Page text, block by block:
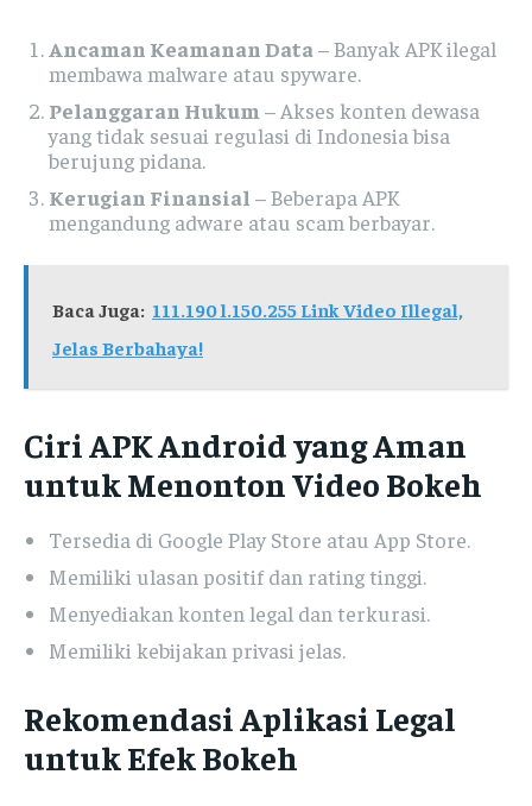
Ancaman Keamanan Data – Banyak APK ilegal
membawa malware atau spyware.
Pelanggaran Hukum – Akses konten dewasa
yang tidak sesuai regulasi di Indonesia bisa
berujung pidana.
Kerugian Finansial – Beberapa APK
mengandung adware atau scam berbayar.
Baca Juga: 111.190 l.150.255 Link Video Illegal,
Jelas Berbahaya!
Ciri APK Android yang Aman
untuk Menonton Video Bokeh
Tersedia di Google Play Store atau App Store.
Memiliki ulasan positif dan rating tinggi.
Menyediakan konten legal dan terkurasi.
Memiliki kebijakan privasi jelas.
Rekomendasi Aplikasi Legal
untuk Efek Bokeh